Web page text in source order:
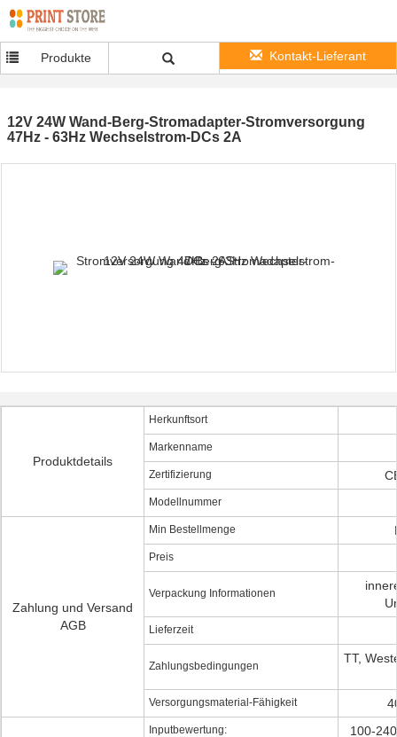
Produkte Kontakt-Lieferant
12V 24W Wand-Berg-Stromadapter-Stromversorgung
47Hz - 63Hz Wechselstrom-DCs 2A
Produktdetails
Herkunftsort
Markenname
Zertifizierung
Modellnummer
Zahlung und Versand
AGB
Min Bestellmenge
Preis
Verpackung Informationen
Lieferzeit
Zahlungsbedingungen
TT,
Versorgungsmaterial-Fähigkeit
Inputbewertung: 100-